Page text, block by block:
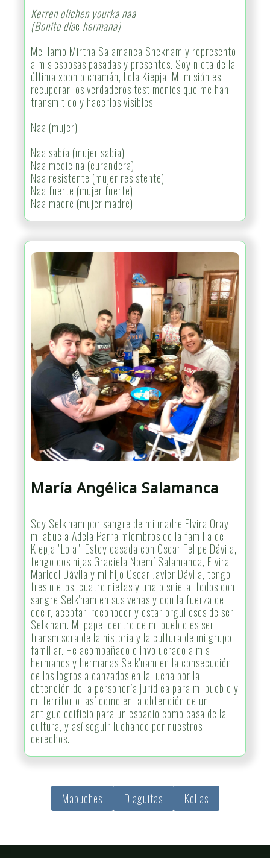
Kerren olichen yourka naa
(Bonito díae hermana)
Me llamo Mirtha Salamanca Sheknam y represento
a mis esposas pasadas y presentes. Soy nieta de la
última xoon o chamán, Lola Kiepja. Mi misión es
recuperar los verdaderos testimonios que me han
transmitido y hacerlos visibles.
Naa (mujer)
Naa sabía (mujer sabia)
Naa medicina (curandera)
Naa resistente (mujer resistente)
Naa fuerte (mujer fuerte)
Naa madre (mujer madre)
María Angélica Salamanca
Soy Selk'nam por sangre de mi madre Elvira Oray,
mi abuela Adela Parra miembros de la familia de
Kiepja "Lola". Estoy casada con Oscar Felipe Dávila,
tengo dos hijas Graciela Noemí Salamanca, Elvira
Maricel Dávila y mi hijo Oscar Javier Dávila, tengo
tres nietos, cuatro nietas y una bisnieta, todos con
sangre Selk'nam en sus venas y con la fuerza de
decir, aceptar, reconocer y estar orgullosos de ser
Selk'nam. Mi papel dentro de mi pueblo es ser
transmisora de la historia y la cultura de mi grupo
familiar. He acompañado e involucrado a mis
hermanos y hermanas Selk'nam en la consecución
de los logros alcanzados en la lucha por la
obtención de la personería jurídica para mi pueblo y
mi territorio, así como en la obtención de un
antiguo edificio para un espacio como casa de la
cultura, y así seguir luchando por nuestros
derechos.
Mapuches Diaguitas Kollas